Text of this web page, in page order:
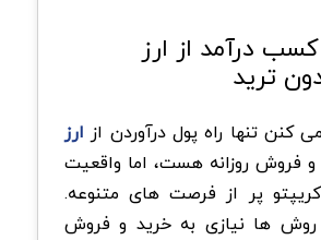
درآمد از ارز
ترید
کنن تنها راه پول درآوردن از ارز
و فروش روزانه هست، اما واقعیت
کریپتو پر از فرصت های متنوعه.
ها نیازی به خرید و فروش